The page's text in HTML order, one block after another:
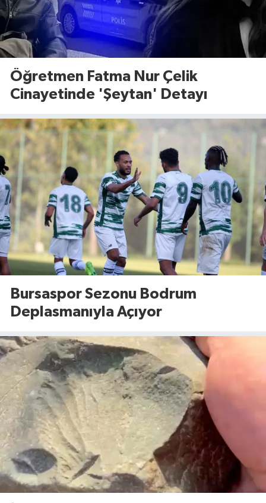
Öğretmen Fatma Nur Çelik
Cinayetinde 'Şeytan' Detayı
Bursaspor Sezonu Bodrum
Deplasmanıyla Açıyor